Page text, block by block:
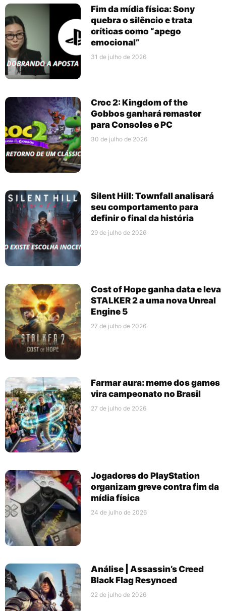
Fim da mídia física: Sony
quebra o silêncio e trata
críticas como “apego
emocional”
31 de julho de 2026
Croc 2: Kingdom of the
Gobbos ganhará remaster
para Consoles e PC
30 de julho de 2026
Silent Hill: Townfall analisará
seu comportamento para
definir o final da história
29 de julho de 2026
Cost of Hope ganha data e leva
STALKER 2 a uma nova Unreal
Engine 5
27 de julho de 2026
Farmar aura: meme dos games
vira campeonato no Brasil
27 de julho de 2026
Jogadores do PlayStation
organizam greve contra fim da
mídia física
24 de julho de 2026
Análise | Assassin’s Creed
Black Flag Resynced
22 de julho de 2026